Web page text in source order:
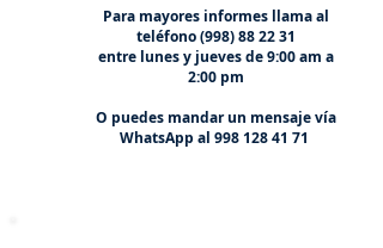
Para mayores informes llama al
teléfono(998) 88 22 31
entre lunes y jueves de 9:00 am a
2:00 pm
O puedes mandar un mensaje vía
WhatsApp al 998 128 41 71